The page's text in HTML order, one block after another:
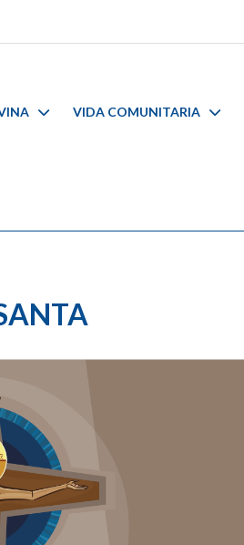
VIDA COMUNITARIA